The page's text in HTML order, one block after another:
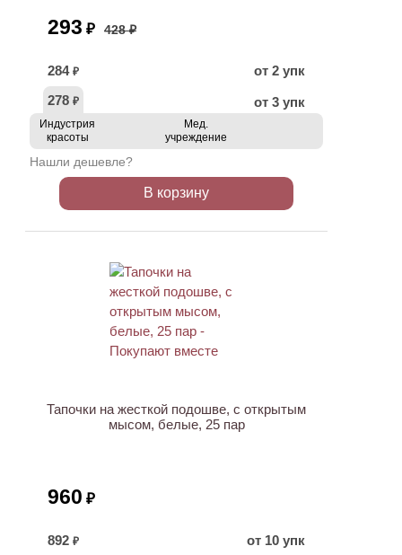
293 ₽ 428 ₽
284 ₽
от 2 упк
278 ₽ от 3 упк
Индустрия
красоты
Мед.
учреждение
Нашли дешевле?
В корзину
Тапочки на жесткой подошве, с открытым
мысом, белые, 25 пар
960 ₽
892 ₽
от 10 упк